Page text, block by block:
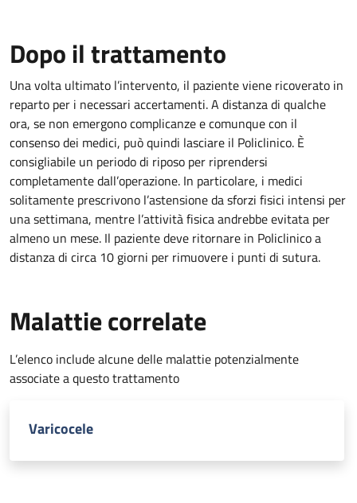
Dopo il trattamento
Una volta ultimato l’intervento, il paziente viene ricoverato in
reparto per i necessari accertamenti. A distanza di qualche
ora, se non emergono complicanze e comunque con il
consenso dei medici, può quindi lasciare il Policlinico. È
consigliabile un periodo di riposo per riprendersi
completamente dall’operazione. In particolare, i medici
solitamente prescrivono l’astensione da sforzi fisici intensi per
una settimana, mentre l’attività fisica andrebbe evitata per
almeno un mese. Il paziente deve ritornare in Policlinico a
distanza di circa 10 giorni per rimuovere i punti di sutura.
Malattie correlate
L’elenco include alcune delle malattie potenzialmente
associate a questo trattamento
Varicocele